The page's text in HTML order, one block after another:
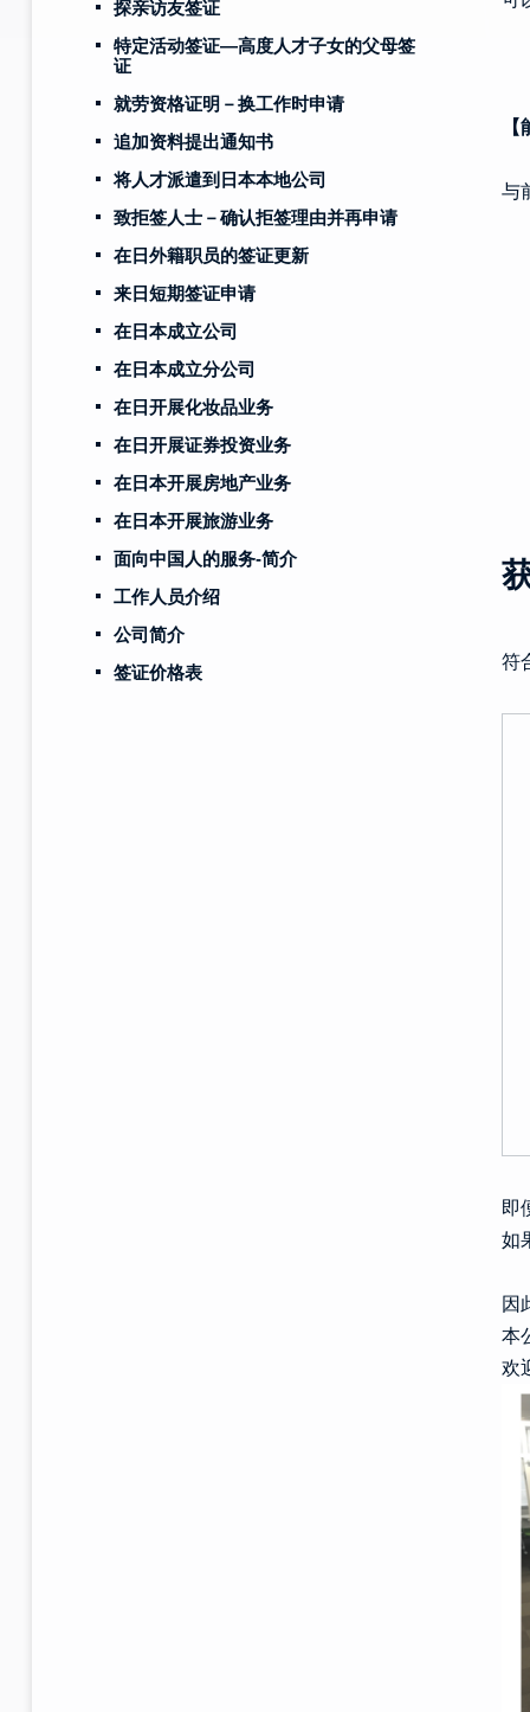
与
符
即
如
因
本
欢
探亲访友签证
特定活动签证—高度人才子女的父母签
证
就劳资格证明－换工作时申请
追加资料提出通知书
将人才派遣到日本本地公司
致拒签人士－确认拒签理由并再申请
在日外籍职员的签证更新
来日短期签证申请
在日本成立公司
在日本成立分公司
在日开展化妆品业务
在日开展证券投资业务
在日本开展房地产业务
在日本开展旅游业务
面向中国人的服务-简介
工作人员介绍
公司简介
签证价格表